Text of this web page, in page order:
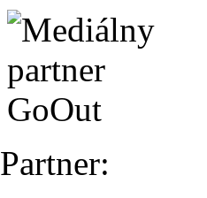
Partner: